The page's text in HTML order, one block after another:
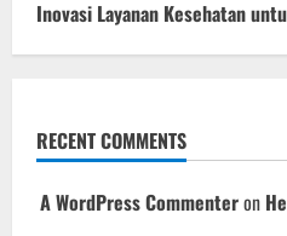
Inovasi Layanan Kesehatan
RECENT COMMENTS
A WordPress Commenteron